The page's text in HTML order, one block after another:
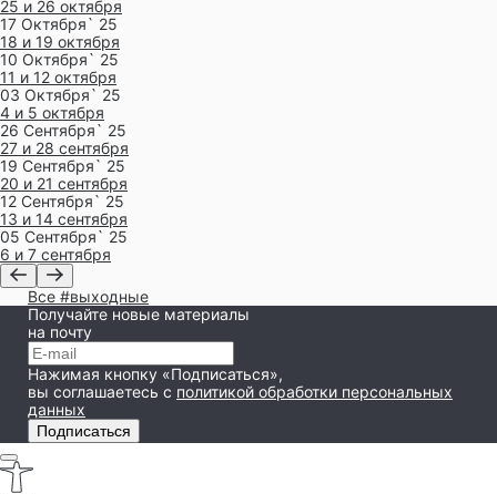
25 и 26 октября
17 Октября` 25
18 и 19 октября
10 Октября` 25
11 и 12 октября
03 Октября` 25
4 и 5 октября
26 Сентября` 25
27 и 28 сентября
19 Сентября` 25
20 и 21 сентября
12 Сентября` 25
13 и 14 сентября
05 Сентября` 25
6 и 7 сентября
Все #выходные
Получайте новые материалы
на почту
Нажимая кнопку «Подписаться»,
вы соглашаетесь с политикой обработки персональных
данных
Подписаться